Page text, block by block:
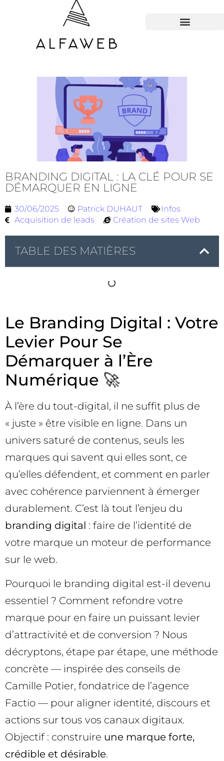
BRANDING DIGITAL : LA CLÉ POUR SE
DÉMARQUER EN LIGNE
30/06/2025 Patrick DUHAUT
Infos
Acquisition de leads
Création de sites Web
TABLE DES MATIÈRES
Le Branding Digital : Votre
Levier Pour Se
Démarquer à l’Ère
Numérique 🚀
À l’ère du tout-digital, il ne suffit plus de
« juste » être visible en ligne. Dans un
univers saturé de contenus, seuls les
marques qui savent qui elles sont, ce
qu’elles défendent, et comment en parler
avec cohérence parviennent à émerger
durablement. C’est là tout l’enjeu du
branding digital : faire de l’identité de
votre marque un moteur de performance
sur le web.
Pourquoi le branding digital est-il devenu
essentiel ? Comment refondre votre
marque pour en faire un puissant levier
d’attractivité et de conversion ? Nous
décryptons, étape par étape, une méthode
concrète — inspirée des conseils de
Camille Potier, fondatrice de l’agence
Factio — pour aligner identité, discours et
actions sur tous vos canaux digitaux.
Objectif : construire une marque forte,
crédible et désirable.